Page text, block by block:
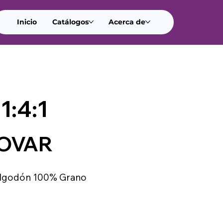
Inicio Catálogos Acerca de
100% Grano